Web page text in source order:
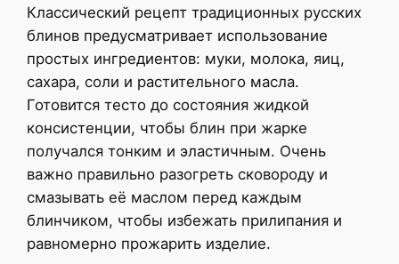
Классический рецепт традиционных русских
блинов предусматривает использование
простых ингредиентов: муки, молока, яиц,
сахара, соли и растительного масла.
Готовится тесто до состояния жидкой
консистенции, чтобы блин при жарке
получался тонким и эластичным. Очень
важно правильно разогреть сковороду и
смазывать её маслом перед каждым
блинчиком, чтобы избежать прилипания и
равномерно прожарить изделие.